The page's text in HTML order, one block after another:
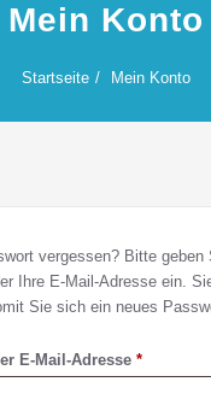
Mein Konto
Startseite Mein Konto
vergessen? Bitte geben
Ihre E-Mail-Adresse ein.
Sie sich ein neues
E-Mail-Adresse *